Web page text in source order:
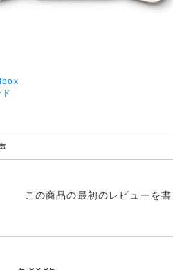
ド
この商品の最初のレビューを